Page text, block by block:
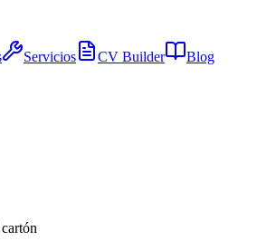
Servicios CV Builder Blog